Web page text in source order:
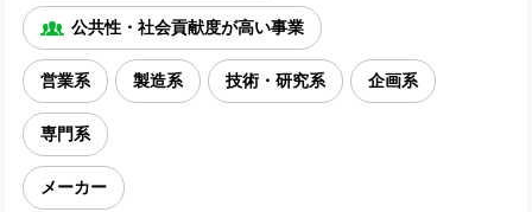
公共性・社会貢献度が高い事業
営業系 製造系 技術・研究系 企画系
専門系
メーカー